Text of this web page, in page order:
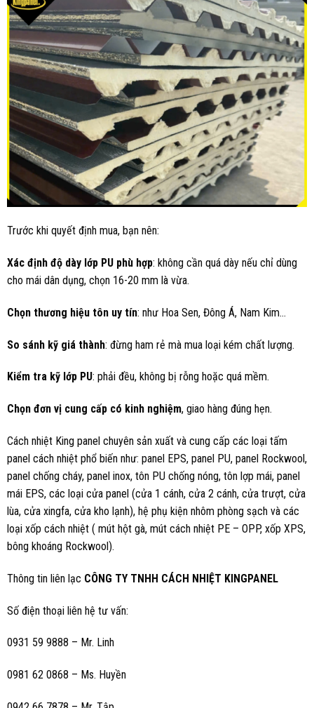
Trước khi quyết định mua, bạn nên:
Xác định độ dày lớp PU phù hợp: không cần quá dày nếu chỉ dùng
cho mái dân dụng, chọn 16-20 mm là vừa.
Chọn thương hiệu tôn uy tín: như Hoa Sen, Đông Á, Nam Kim…
So sánh kỹ giá thành: đừng ham rẻ mà mua loại kém chất lượng.
Kiểm tra kỹ lớp PU: phải đều, không bị rỗng hoặc quá mềm.
Chọn đơn vị cung cấp có kinh nghiệm, giao hàng đúng hẹn.
Cách nhiệt King panel chuyên sản xuất và cung cấp các loại tấm
panel cách nhiệt phổ biến như: panel EPS, panel PU, panel Rockwool,
panel chống cháy, panel inox, tôn PU chống nóng, tôn lợp mái, panel
mái EPS, các loại cửa panel (cửa 1 cánh, cửa 2 cánh, cửa trượt, cửa
lùa, cửa xingfa, cửa kho lạnh), hệ phụ kiện nhôm phòng sạch và các
loại xốp cách nhiệt ( mút hột gà, mút cách nhiệt PE – OPP, xốp XPS,
bông khoáng Rockwool).
Thông tin liên lạc CÔNG TY TNHH CÁCH NHIỆT KINGPANEL
Số điện thoại liên hệ tư vấn:
0931 59 9888 – Mr. Linh
0981 62 0868 – Ms. Huyền